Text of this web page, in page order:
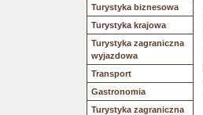
Turystyka biznesowa
Turystyka krajowa
Turystyka zagraniczna
wyjazdowa
Transport
Gastronomia
Turystyka zagraniczna